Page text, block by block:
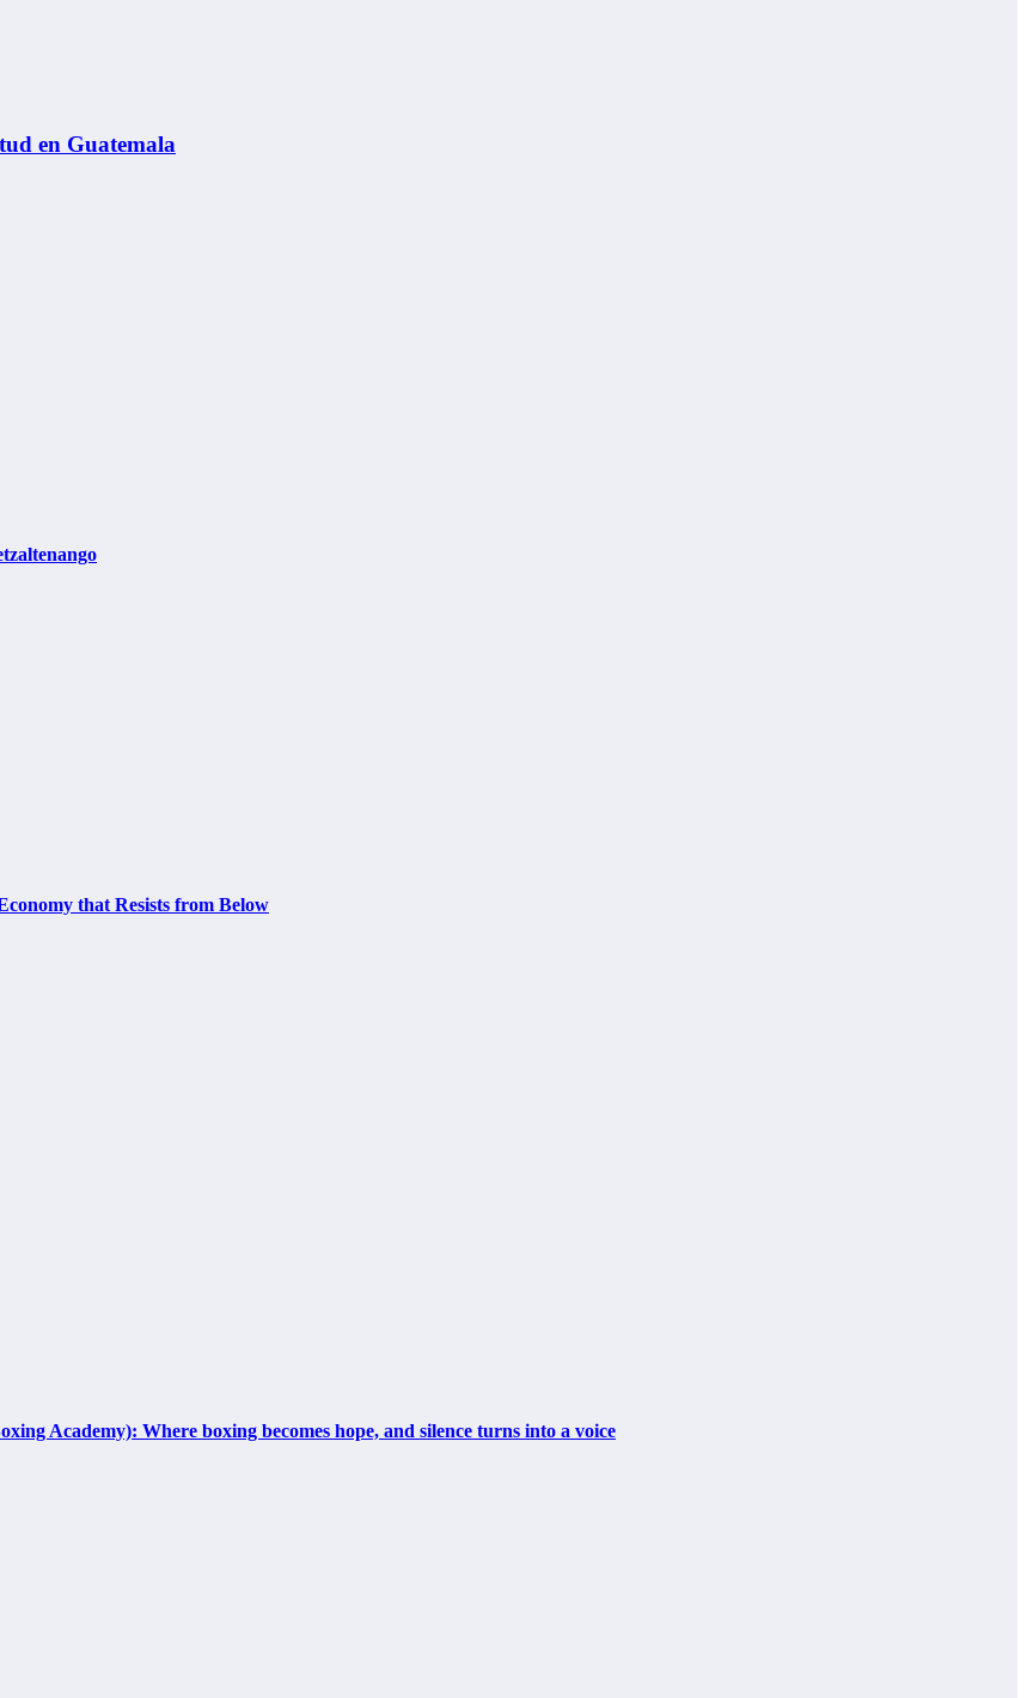
en Guatemala
that Resists from Below
Academy): Where boxing becomes hope, and silence turns into a voice